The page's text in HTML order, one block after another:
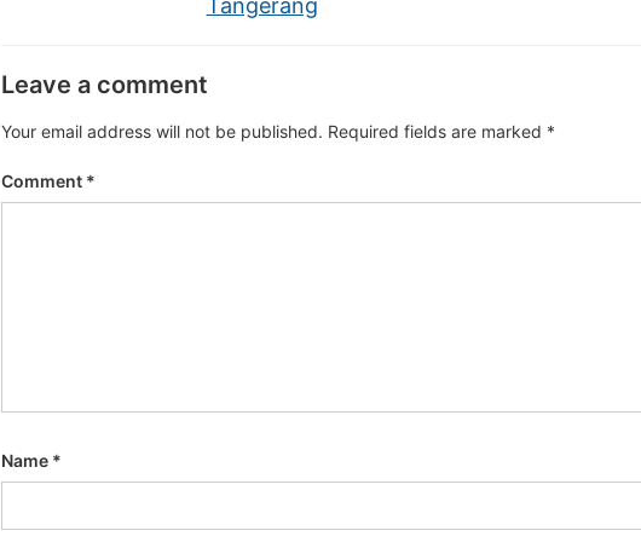
Tangerang
Leave a comment
Your email address will not be published. Required fields are marked *
Comment *
Name *